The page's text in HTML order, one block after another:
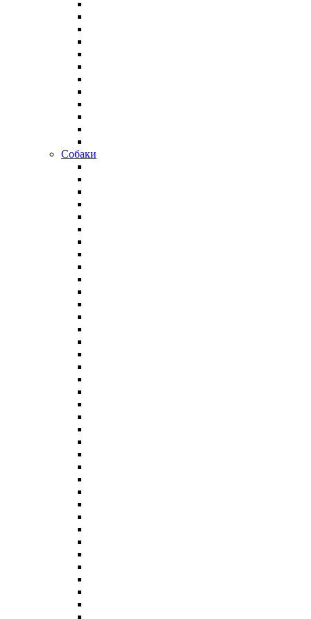
Собаки